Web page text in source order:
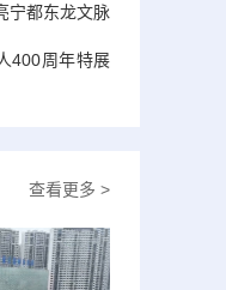
宁都东龙文脉
400周年特展
查看更多 >